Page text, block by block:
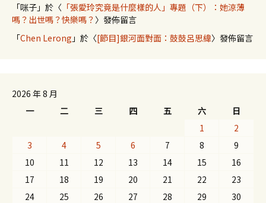
「咪子 」於〈 「張愛玲究竟是什麼樣的人」專題（下）：她涼薄
嗎？出世嗎？快樂嗎？ 〉發佈留言
「Chen Lerong 」於〈[節目]銀河面對面：鼓鼓呂思緯〉發佈留言
2026 年 8 月
一
二 三 四 五 六
日
1
2
3
4 5 6 7 8
9
10
11 12 13 14 15
16
17
18 19 20 21 22
23
24
25 26 27 28 29
30